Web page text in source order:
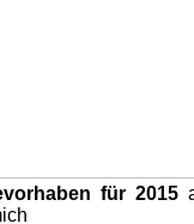
für 2015